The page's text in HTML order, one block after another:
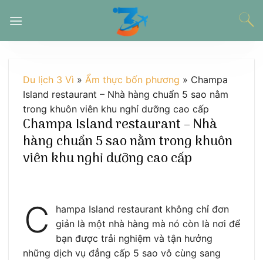
đến
Du lịch 3 Vì » Ẩm thực bốn phương » Champa
Island restaurant – Nhà hàng chuẩn 5 sao nằm
trong khuôn viên khu nghỉ dưỡng cao cấp
Champa Island restaurant – Nhà
hàng chuẩn 5 sao nằm trong khuôn
viên khu nghỉ dưỡng cao cấp
C
hampa Island restaurant không chỉ đơn
giản là một nhà hàng mà nó còn là nơi để
bạn được trải nghiệm và tận hưởng
những dịch vụ đẳng cấp 5 sao vô cùng sang